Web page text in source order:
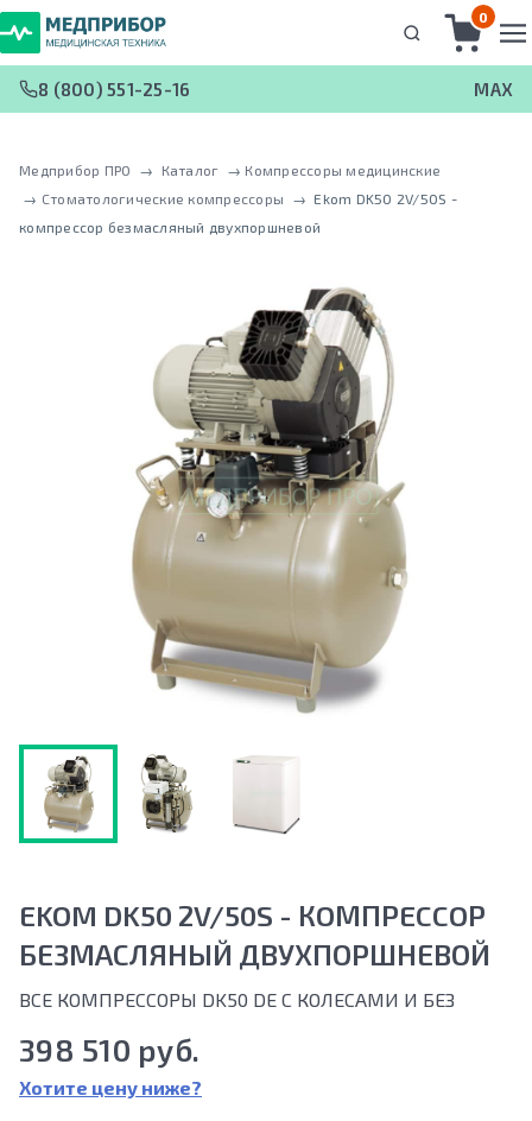
0
8 (800) 551-25-16 MAX
Медприбор ПРО → Каталог → Компрессоры медицинские
→ Стоматологические компрессоры → Ekom DK50 2V/50S -
кoмпрeccoр безмасляный двухпоршневой
EKOM DK50 2V/50S - КOМПРECCOР
БЕЗМАСЛЯНЫЙ ДВУХПОРШНЕВОЙ
ВСЕ КОМПРЕССОРЫ DK50 DЕ С КОЛЕСАМИ И БЕЗ
398 510 руб.
Хотите цену ниже?